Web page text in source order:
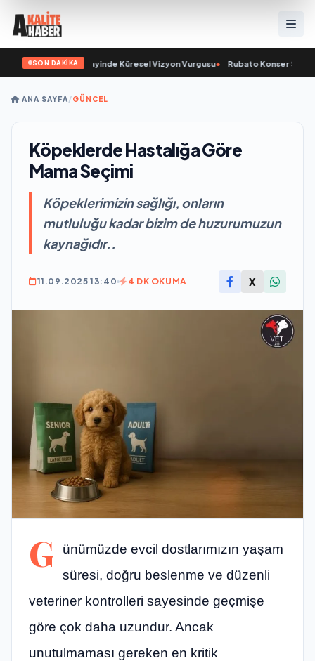
SON DAKİKA
ve Savunma Sanayinde Küresel Vizyon Vurgusu• Rubato Konser Serisi
ANA SAYFA/GÜNCEL
Köpeklerde Hastalığa Göre
Mama Seçimi
Köpeklerimizin sağlığı, onların
mutluluğu kadar bizim de huzurumuzun
kaynağıdır..
11.09.2025 13:40 4 DK OKUMA X
G
ünümüzde evcil dostlarımızın yaşam
süresi, doğru beslenme ve düzenli
veteriner kontrolleri sayesinde geçmişe
göre çok daha uzundur. Ancak
unutulmaması gereken en kritik